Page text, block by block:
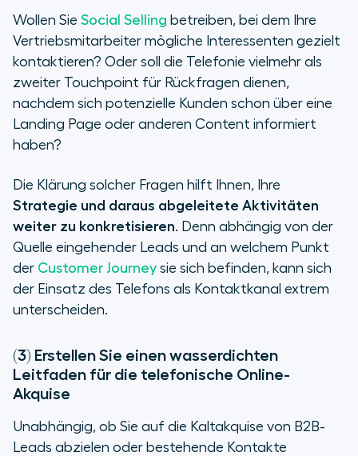
Wollen Sie Social Selling betreiben, bei dem Ihre
Vertriebsmitarbeiter mögliche Interessenten gezielt
kontaktieren? Oder soll die Telefonie vielmehr als
zweiter Touchpoint für Rückfragen dienen,
nachdem sich potenzielle Kunden schon über eine
Landing Page oder anderen Content informiert
haben?
Die Klärung solcher Fragen hilft Ihnen, Ihre
Strategie und daraus abgeleitete Aktivitäten
weiter zu konkretisieren. Denn abhängig von der
Quelle eingehender Leads und an welchem Punkt
der Customer Journey sie sich befinden, kann sich
der Einsatz des Telefons als Kontaktkanal extrem
unterscheiden.
(3) Erstellen Sie einen wasserdichten
Leitfaden für die telefonische Online-
Akquise
Unabhängig, ob Sie auf die Kaltakquise von B2B-
Leads abzielen oder bestehende Kontakte